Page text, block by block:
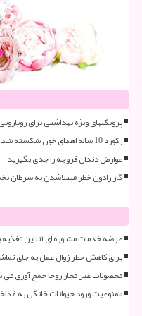
پروتکلهای ویژه بهداشتی برای
رکورد 10 ساله اهدای خون شکسته شد
عوارض دندان قروچه را جدی بگیرید
گاز رادون خطر مبتلاشدن به سرطان
عرضه خدمات مشاوره ای آنلاین تغذیه
برای کاهش خطر زوال عقل به جای
محصولات غیر مجاز روجا جمع آوری
ممنوعیت ورود حیوانات خانگی به